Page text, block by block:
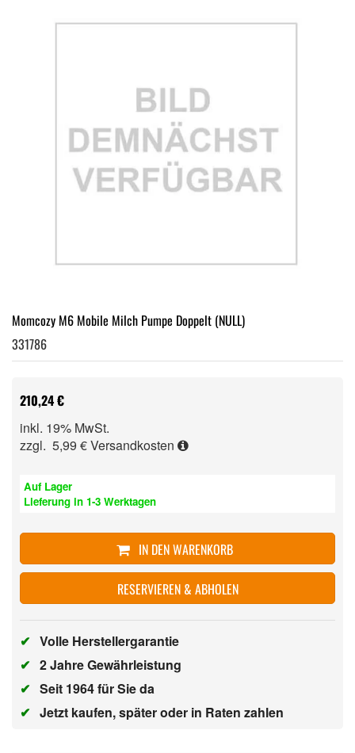
Momcozy M6 Mobile Milch Pumpe Doppelt (NULL)
331786
210,24 €
inkl. 19% MwSt.
zzgl. 5,99 €Versandkosten
Auf Lager
Lieferung in 1-3 Werktagen
IN DEN WARENKORB
RESERVIEREN & ABHOLEN
✔ Volle Herstellergarantie
✔ 2 Jahre Gewährleistung
✔ Seit 1964 für Sie da
✔ Jetzt kaufen, später oder in Raten zahlen